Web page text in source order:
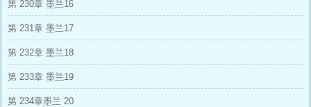
第 230章 墨兰16
第 231章 墨兰17
第 232章 墨兰18
第 233章 墨兰19
第 234章墨兰 20